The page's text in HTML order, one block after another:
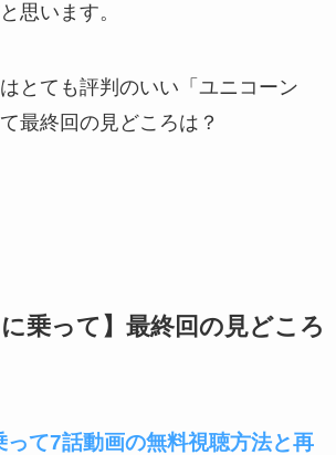
思います。
とても評判のいい「ユニコーン
最終回の見どころは？
に乗って】最終回の見どころ
って7話動画の無料視聴方法と再